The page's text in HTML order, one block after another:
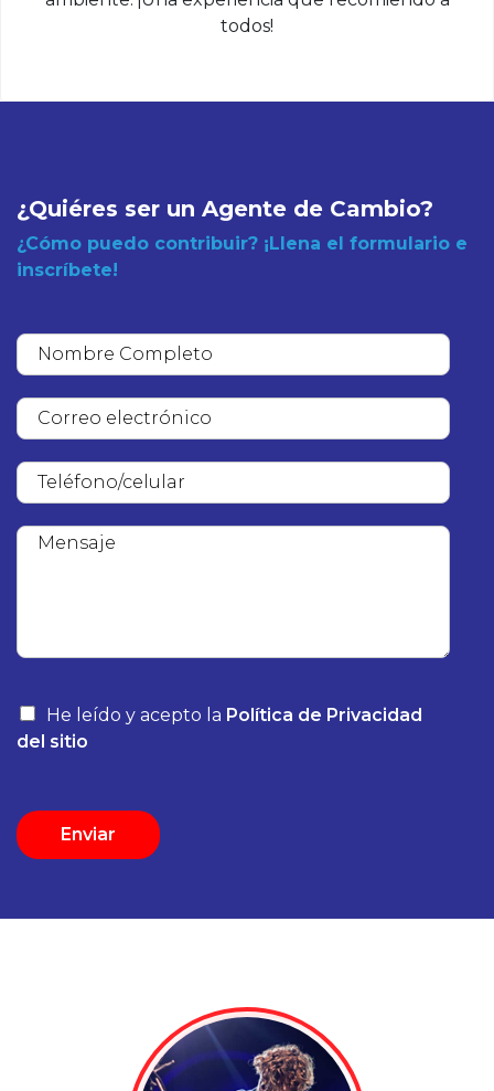
todos!
¿Quiéres ser un Agente de Cambio?
¿Cómo puedo contribuir? ¡Llena el formulario e
inscríbete!
He leído y acepto la Política de Privacidad
del sitio
Enviar